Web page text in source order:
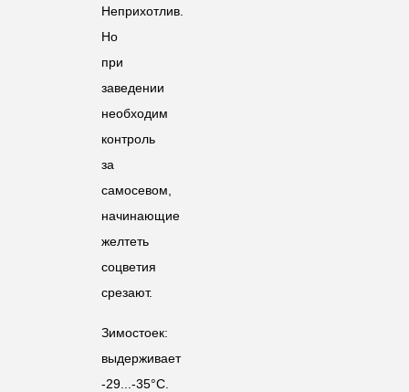
Неприхотлив.
Но
при
заведении
необходим
контроль
за
самосевом,
начинающие
желтеть
соцветия
срезают.
Зимостоек:
выдерживает
-29...-35°С.